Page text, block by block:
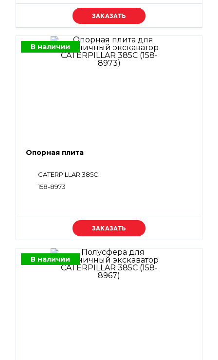
Уточняйте цену
В наличии
Опорная плита
CATERPILLAR 385C
158-8973
Уточняйте цену
В наличии